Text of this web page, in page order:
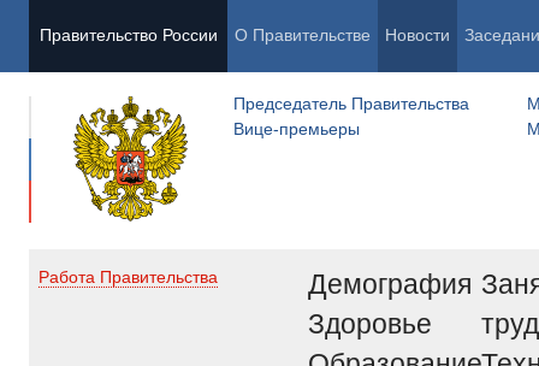
Правительство России О Правительстве Новости
Председатель Правительства
Вице-премьеры
Работа Правительства
Демография
Здоровье
труд